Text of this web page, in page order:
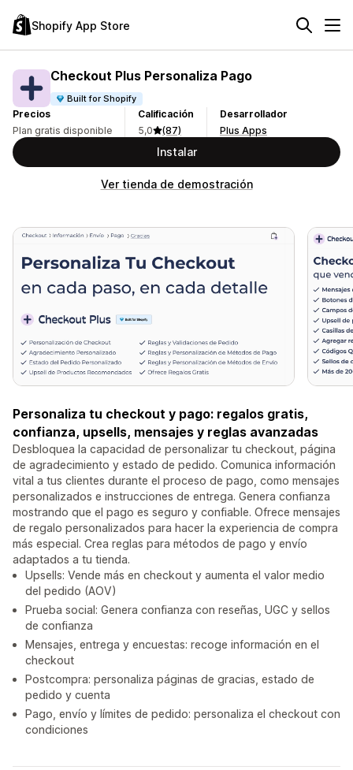
Shopify App Store
Checkout Plus Personaliza Pago
Built for Shopify
Precios
Plan gratis disponible
Calificación
5,0
(87)
Desarrollador
Plus Apps
Instalar
Ver tienda de demostración
Personaliza tu checkout y pago: regalos gratis,
confianza, upsells, mensajes y reglas avanzadas
Desbloquea la capacidad de personalizar tu checkout, página
de agradecimiento y estado de pedido. Comunica información
vital a tus clientes durante el proceso de pago, como mensajes
personalizados e instrucciones de entrega. Genera confianza
mostrando que el pago es seguro y confiable. Ofrece mensajes
de regalo personalizados para hacer la experiencia de compra
más especial. Crea reglas para métodos de pago y envío
adaptados a tu tienda.
Upsells: Vende más en checkout y aumenta el valor medio
del pedido (AOV)
Prueba social: Genera confianza con reseñas, UGC y sellos
de confianza
Mensajes, entrega y encuestas: recoge información en el
checkout
Postcompra: personaliza páginas de gracias, estado de
pedido y cuenta
Pago, envío y límites de pedido: personaliza el checkout con
condiciones